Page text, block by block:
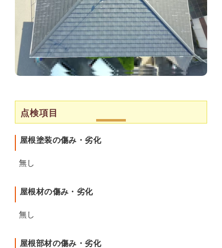
点検項目
屋根塗装の傷み・劣化
無し
屋根材の傷み・劣化
無し
屋根部材の傷み・劣化